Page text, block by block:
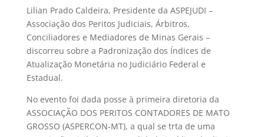
Lilian Prado Caldeira, Presidente da ASPEJUDI –
Associação dos Peritos Judiciais, Árbitros,
Conciliadores e Mediadores de Minas Gerais –
discorreu sobre a Padronização dos Índices de
Atualização Monetária no Judiciário Federal e
Estadual.
No evento foi dada posse à primeira diretoria da
ASSOCIAÇÃO DOS PERITOS CONTADORES DE MATO
GROSSO (ASPERCON-MT), a qual se trta de uma